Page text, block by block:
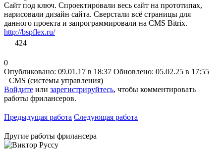
Сайт под ключ. Спроектировали весь сайт на прототипах,
нарисовали дизайн сайта. Сверстали всё страницы для
данного проекта и запрограммировали на CMS Bitrix.
http://bspflex.ru/
424
0
Опубликовано: 09.01.17 в 18:37 Обновлено: 05.02.25 в 17:55
CMS (системы управления)
Войдите или зарегистрируйтесь, чтобы комментировать
работы фрилансеров.
Предыдущая работа Следующая работа
Другие работы фрилансера